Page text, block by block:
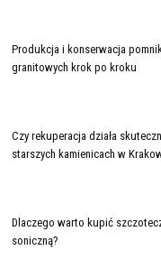
Produkcja i konserwacja
granitowych krok po kroku
Czy rekuperacja działa
starszych kamienicach w
Dlaczego warto kupić
soniczną?